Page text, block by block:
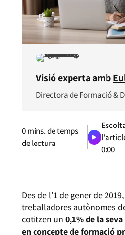
Visió experta amb
Directora de Formació &
0mins. de temps
de lectura
0:00
Des de l’1 de gener de
treballadores autònomes
cotitzen un 0,1% de la
en concepte de formació